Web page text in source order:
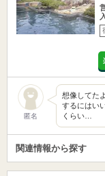
匿名
想像してた
するにはい
くらい…
関連情報から探す